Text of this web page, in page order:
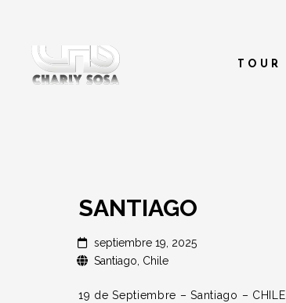
TOUR
SANTIAGO
septiembre 19, 2025
Santiago, Chile
19 de Septiembre – Santiago – CHILE